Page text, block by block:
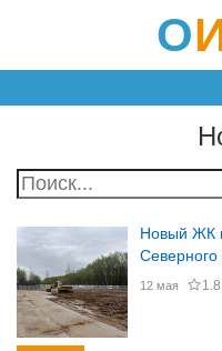
О
Новый ЖК
12 мая 1.8